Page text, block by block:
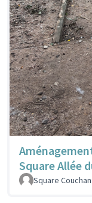
Square Allée
Square